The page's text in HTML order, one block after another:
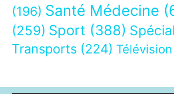
(196) Santé Médecine
(259) Sport (388)
Transports (224) Télévision